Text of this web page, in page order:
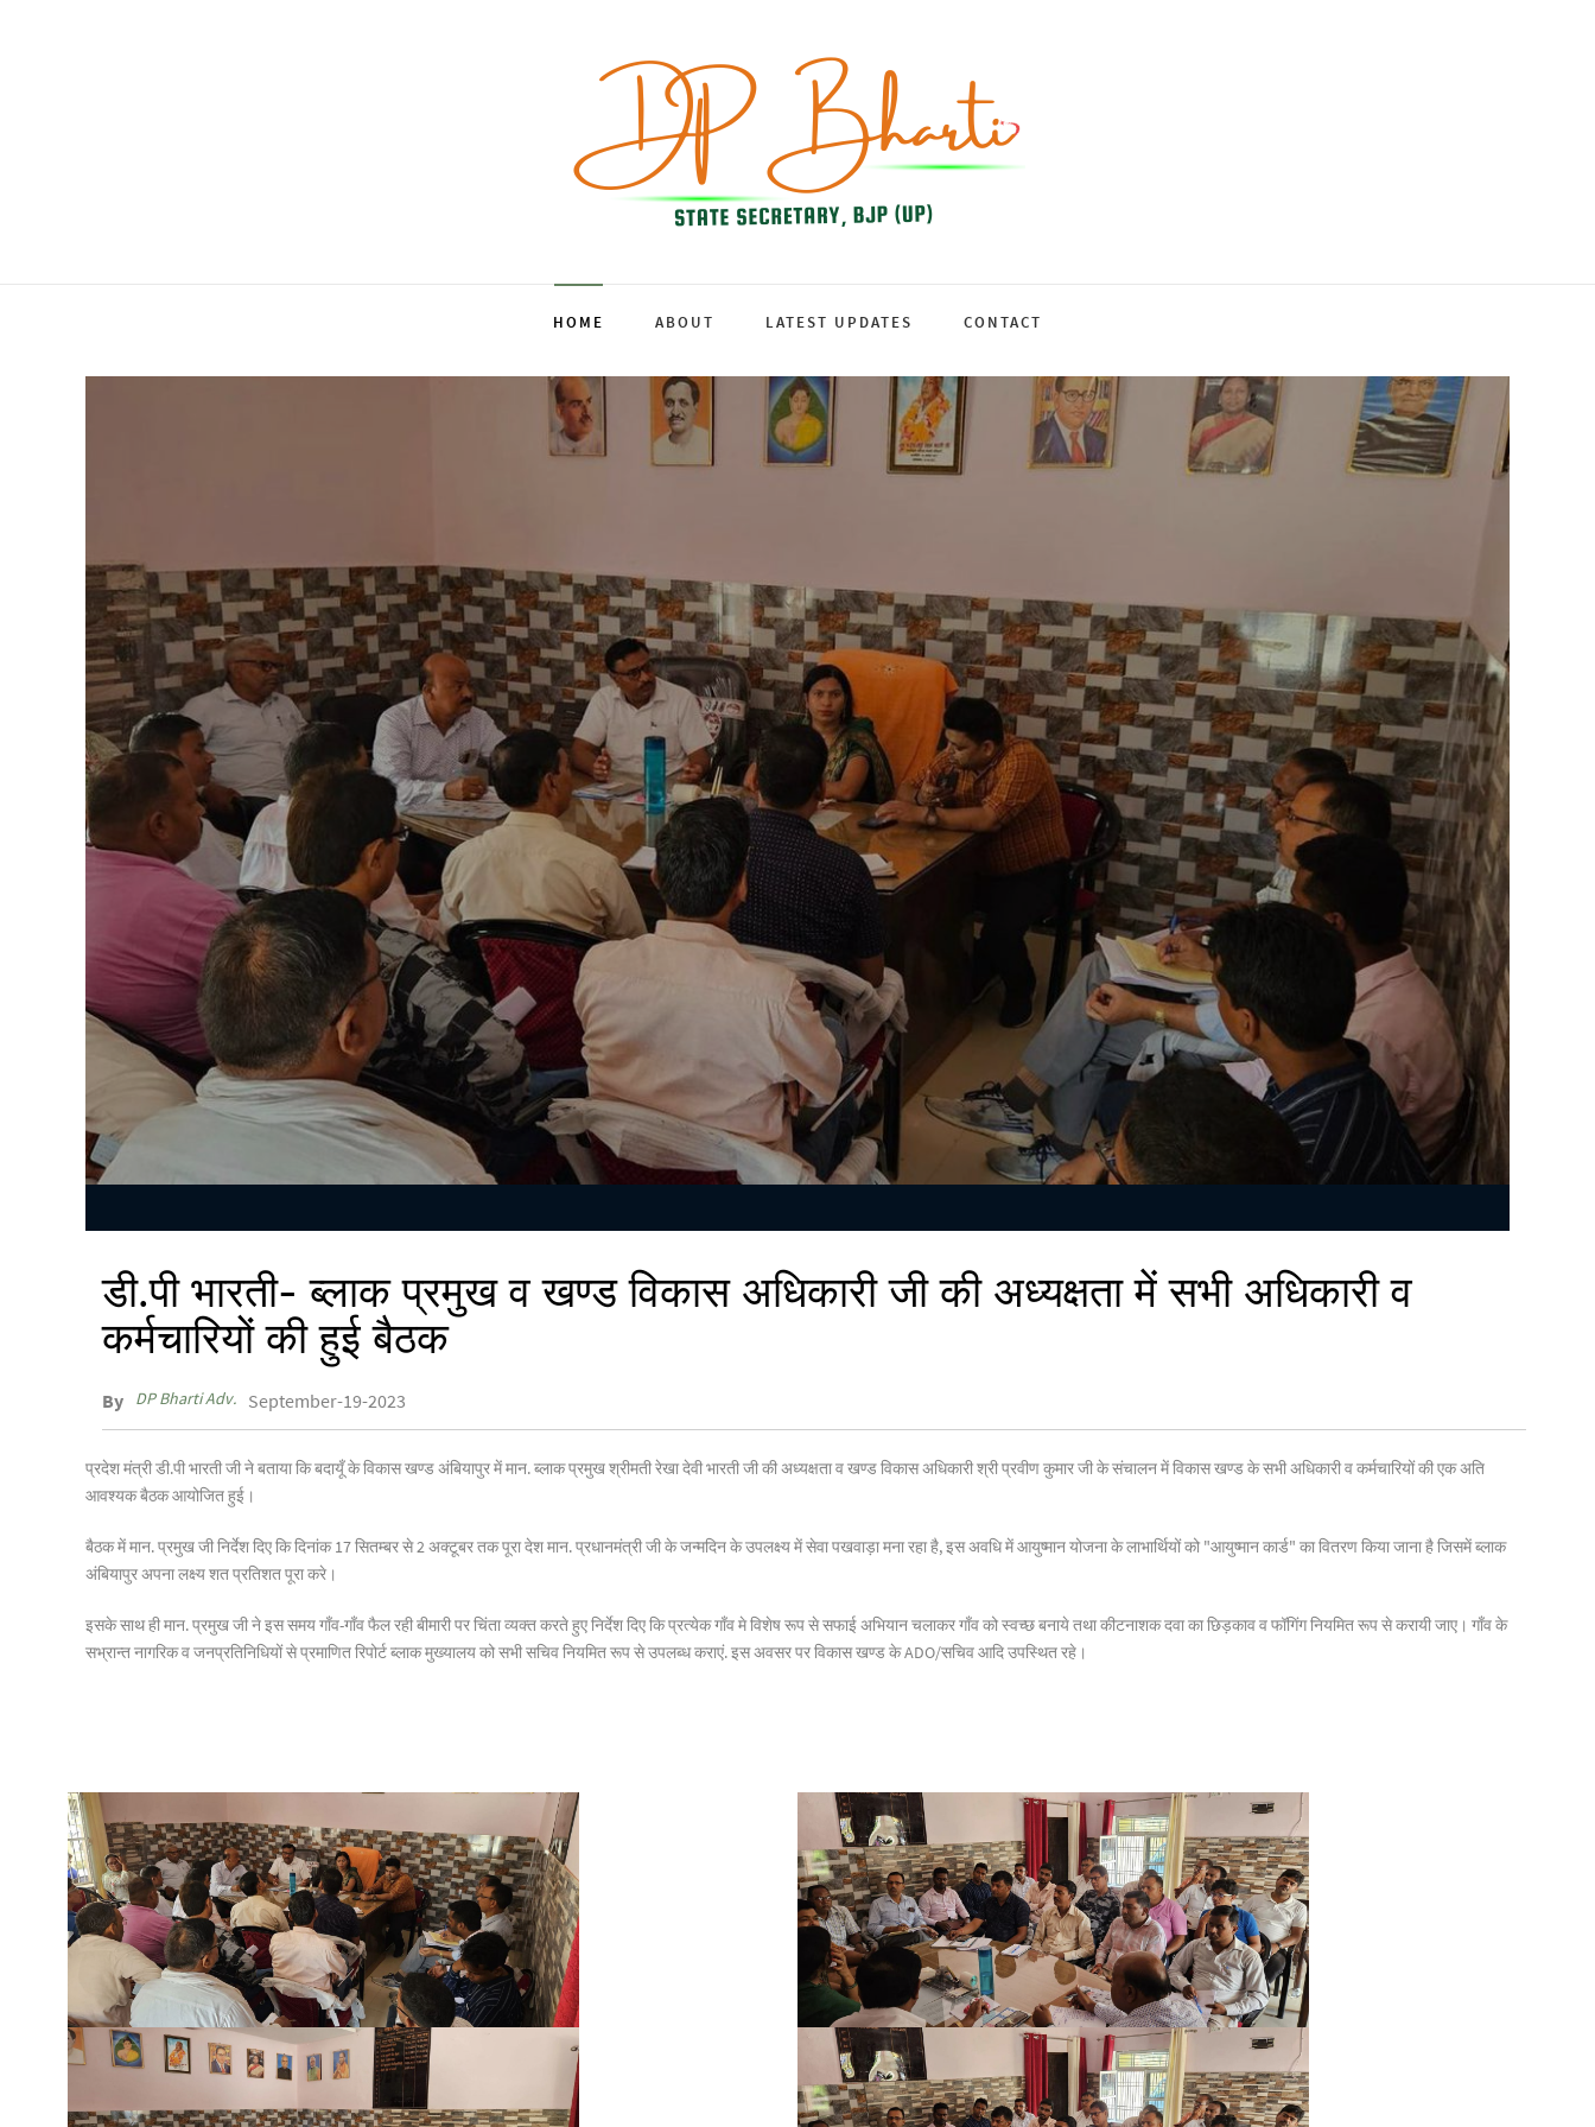
HOME ABOUT LATEST UPDATES CONTACT
डी.पी भारती- ब्लाक प्रमुख व खण्ड विकास अधिकारी जी की अध्यक्षता में सभी अधिकारी व
कर्मचारियों की हुई बैठक
By DP Bharti Adv. September-19-2023
प्रदेश मंत्री डी.पी भारती जी ने बताया कि बदायूँ के विकास खण्ड अंबियापुर में मान. ब्लाक प्रमुख श्रीमती रेखा देवी भारती जी की अध्यक्षता व खण्ड विकास अधिकारी श्री प्रवीण कुमार जी के संचालन में विकास खण्ड के सभी अधिकारी व कर्मचारियों की एक अति
आवश्यक बैठक आयोजित हुई।
बैठक में मान. प्रमुख जी निर्देश दिए कि दिनांक 17 सितम्बर से 2 अक्टूबर तक पूरा देश मान. प्रधानमंत्री जी के जन्मदिन के उपलक्ष्य में सेवा पखवाड़ा मना रहा है, इस अवधि में आयुष्मान योजना के लाभार्थियों को "आयुष्मान कार्ड" का वितरण किया जाना है जिसमें ब्लाक
अंबियापुर अपना लक्ष्य शत प्रतिशत पूरा करे।
इसके साथ ही मान. प्रमुख जी ने इस समय गाँव-गाँव फैल रही बीमारी पर चिंता व्यक्त करते हुए निर्देश दिए कि प्रत्येक गाँव मे विशेष रूप से सफाई अभियान चलाकर गाँव को स्वच्छ बनाये तथा कीटनाशक दवा का छिड़काव व फॉगिंग नियमित रूप से करायी जाए। गाँव के
सभ्रान्त नागरिक व जनप्रतिनिधियों से प्रमाणित रिपोर्ट ब्लाक मुख्यालय को सभी सचिव नियमित रूप से उपलब्ध कराएं. इस अवसर पर विकास खण्ड के ADO/सचिव आदि उपस्थित रहे।